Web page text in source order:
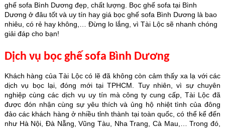
ghế sofa Bình Dương đẹp, chất lượng. Bọc ghế sofa tại Bình
Dương ở đâu tốt và uy tín hay giá bọc ghế sofa Bình Dương là bao
nhiêu, có rẻ hay không,… Đừng lo lắng, vì Tài Lộc sẽ nhanh chóng
giải đáp cho bạn!
Dịch vụ bọc ghế sofa Bình Dương
Khách hàng của Tài Lộc có lẽ đã không còn cảm thấy xa lạ với các
dịch vụ bọc lại, đóng mới tại TPHCM. Tuy nhiên, vì sự chuyên
nghiệp cùng các dịch vụ uy tín mà công ty cung cấp, Tài Lộc đã
được đón nhận cùng sự yêu thích và ủng hộ nhiệt tình của đông
đảo các khách hàng ở nhiều tỉnh thành tại toàn quốc, có thể kể đến
như Hà Nội, Đà Nẵng, Vũng Tàu, Nha Trang, Cà Mau,… Trong đó,